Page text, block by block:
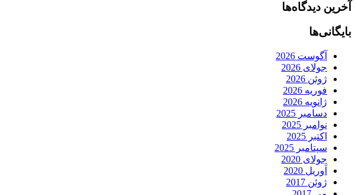
آخرین دیدگاه‌ها
بایگانی‌ها
آگوست 2026
جولای 2026
ژوئن 2026
فوریه 2026
ژانویه 2026
دسامبر 2025
نوامبر 2025
اکتبر 2025
سپتامبر 2025
جولای 2020
آوریل 2020
ژوئن 2017